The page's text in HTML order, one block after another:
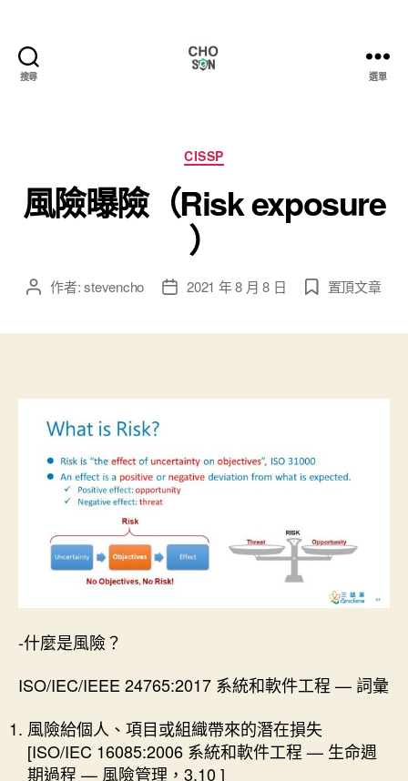
搜尋
大
小
事
選單
分
類
CISSP
風險曝險（Risk exposure
）
文 作者:stevencho
文 2021 年 8 月 8 日 置頂文章
-什麼是風險？
ISO/IEC/IEEE 24765:2017 系統和軟件工程 — 詞彙
風險給個人、項目或組織帶來的潛在損失
[ISO/IEC 16085:2006 系統和軟件工程 — 生命週
期過程 — 風險管理，3.10 ]